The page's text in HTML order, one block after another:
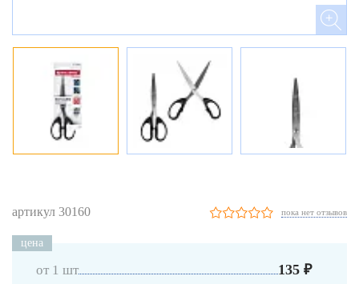
артикул 30160 пока нет отзывов
цена
от 1 шт 135 ₽